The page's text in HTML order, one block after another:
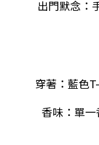
出門默念：
穿著：藍色
香味：單